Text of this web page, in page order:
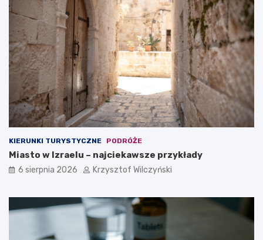
r
y
?
l
y
m
w
y
r
e
m
KIERUNKI TURYSTYCZNE PODRÓŻE
Miasto w Izraelu – najciekawsze przykłady
6 sierpnia 2026 Krzysztof Wilczyński